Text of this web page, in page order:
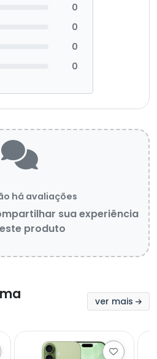
0
0
0
0
há avaliações
sua experiência
produto
ver mais